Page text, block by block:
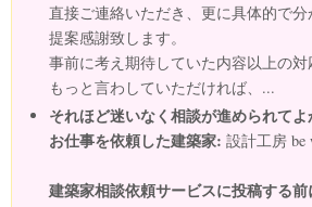
直接ご連絡いただき、更に具体的で
提案感謝致します。
事前に考え期待していた内容以上の対
もっと言わしていただければ、...
それほど迷いなく相談が進められて
お仕事を依頼した建築家: 設計工房 be
建築家相談依頼サービスに投稿する